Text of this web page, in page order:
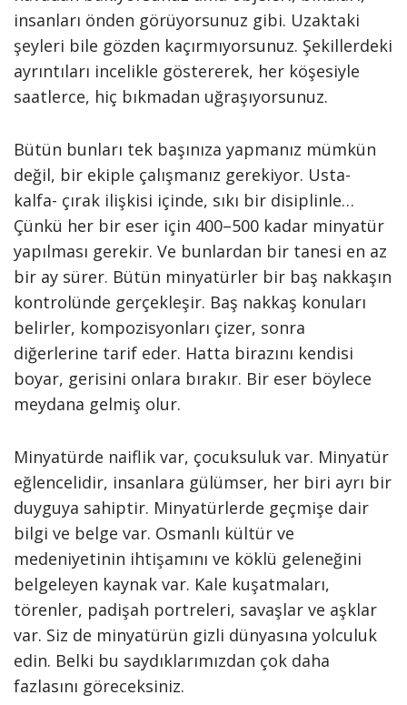
insanları önden görüyorsunuz gibi. Uzaktaki
şeyleri bile gözden kaçırmıyorsunuz. Şekillerdeki
ayrıntıları incelikle göstererek, her köşesiyle
saatlerce, hiç bıkmadan uğraşıyorsunuz.
Bütün bunları tek başınıza yapmanız mümkün
değil, bir ekiple çalışmanız gerekiyor. Usta-
kalfa- çırak ilişkisi içinde, sıkı bir disiplinle…
Çünkü her bir eser için 400–500 kadar minyatür
yapılması gerekir. Ve bunlardan bir tanesi en az
bir ay sürer. Bütün minyatürler bir baş nakkaşın
kontrolünde gerçekleşir. Baş nakkaş konuları
belirler, kompozisyonları çizer, sonra
diğerlerine tarif eder. Hatta birazını kendisi
boyar, gerisini onlara bırakır. Bir eser böylece
meydana gelmiş olur.
Minyatürde naiflik var, çocuksuluk var. Minyatür
eğlencelidir, insanlara gülümser, her biri ayrı bir
duyguya sahiptir. Minyatürlerde geçmişe dair
bilgi ve belge var. Osmanlı kültür ve
medeniyetinin ihtişamını ve köklü geleneğini
belgeleyen kaynak var. Kale kuşatmaları,
törenler, padişah portreleri, savaşlar ve aşklar
var. Siz de minyatürün gizli dünyasına yolculuk
edin. Belki bu saydıklarımızdan çok daha
fazlasını göreceksiniz.